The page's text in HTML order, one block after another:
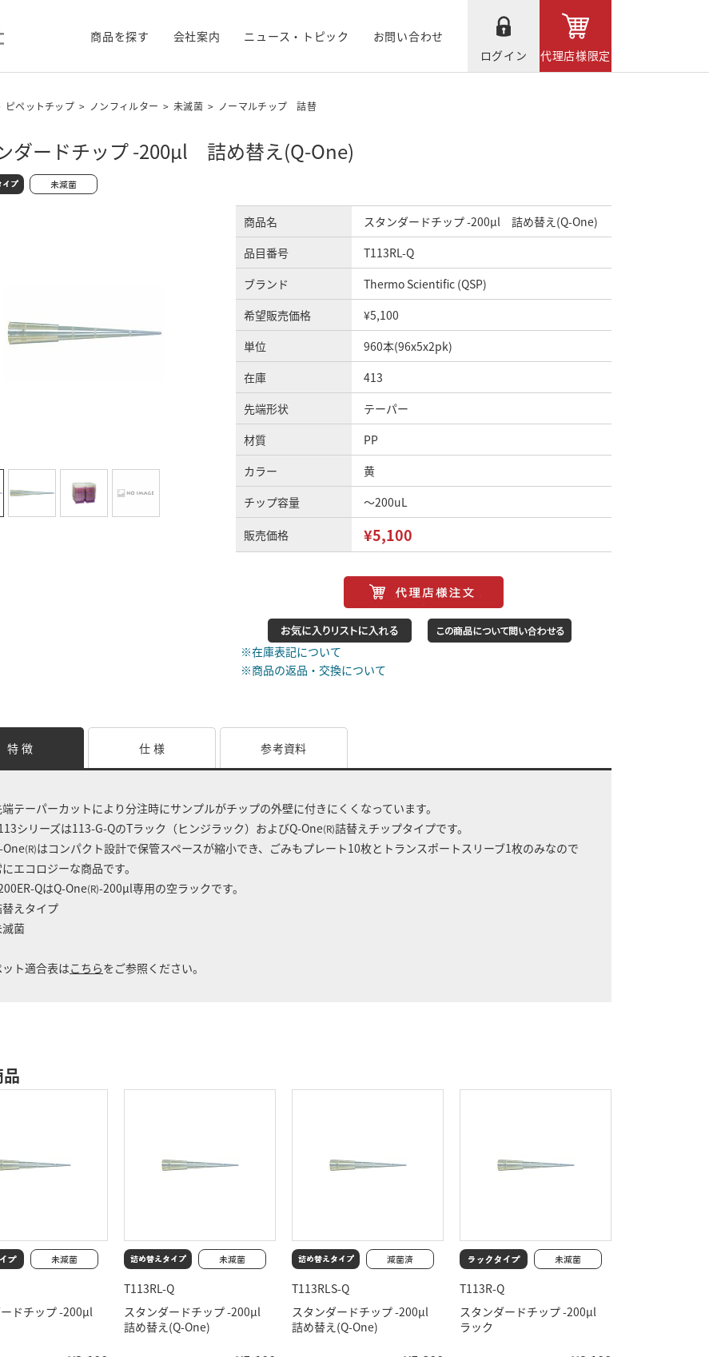
商品を探す 会社案内 ニュース・トピック
お問い合わせ
ログイン
代理店様限定
ピペットチップ > ノンフィルター > 未滅菌 > ノーマルチップ 詰替
ダードチップ -200μl 詰め替え(Q-One)
商品名
スタンダードチップ -200μl 詰め替え(Q-One)
品目番号
T113RL-Q
ブランド
Thermo Scientific (QSP)
希望販売価格
¥5,100
単位
960本(96x5x2pk)
在庫
413
先端形状
テーパー
材質
PP
カラー
黄
チップ容量
～200uL
販売価格 ¥5,100
※在庫表記について
※商品の返品・交換について
特 徴 仕 様 参考資料
テーパーカットにより分注時にサンプルがチップの外壁に付きにくくなっています。
シリーズは113-G-QのTラック（ヒンジラック）およびQ-One(R)詰替えチップタイプです。
(R)はコンパクト設計で保管スペースが縮小でき、ごみもプレート10枚とトランスポートスリーブ1枚のみなので
エコロジーな商品です。
QはQ-One(R)-200μl専用の空ラックです。
えタイプ
菌
ット適合表はこちらをご参照ください。
ドチップ -200μl
T113RL-Q
スタンダードチップ -200μl
詰め替え(Q-One)
T113RLS-Q
スタンダードチップ -200μl
詰め替え(Q-One)
T113R-Q
スタンダードチップ -200μl
ラック